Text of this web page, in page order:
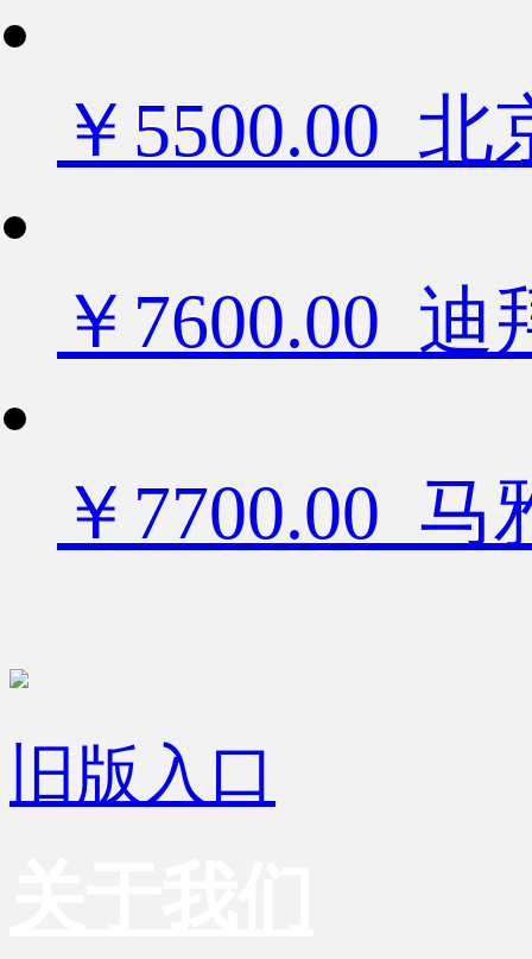
￥5500.00
￥7600.00
￥7700.00 马
旧版入口